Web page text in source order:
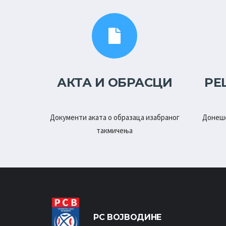
АКТА И ОБРАСЦИ
Документи аката о образаца изабраног
такмичења
РС ВОЈВОДИНЕ